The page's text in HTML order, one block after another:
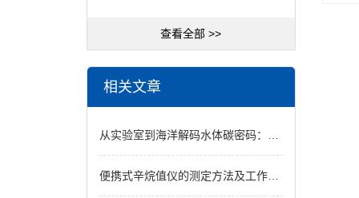
查看全部 >>
相关文章
从实验室到海洋解码水体碳密码：溶解性无机碳分析仪
便携式辛烷值仪的测定方法及工作原理